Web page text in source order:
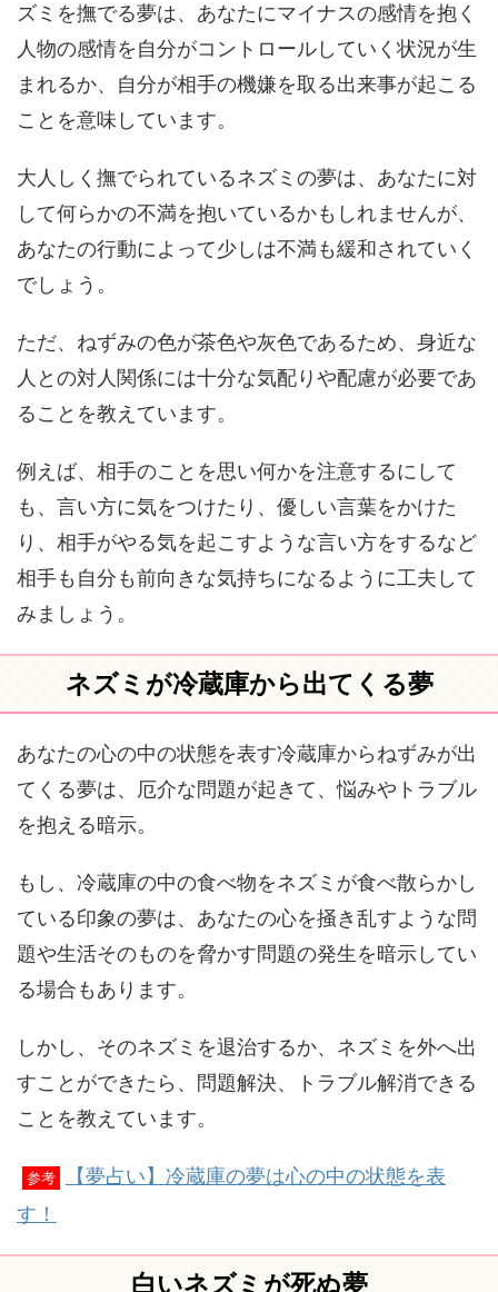
ズミを撫でる夢は、あなたにマイナスの感情を抱く
人物の感情を自分がコントロールしていく状況が生
まれるか、自分が相手の機嫌を取る出来事が起こる
ことを意味しています。
大人しく撫でられているネズミの夢は、あなたに対
して何らかの不満を抱いているかもしれませんが、
あなたの行動によって少しは不満も緩和されていく
でしょう。
ただ、ねずみの色が茶色や灰色であるため、身近な
人との対人関係には十分な気配りや配慮が必要であ
ることを教えています。
例えば、相手のことを思い何かを注意するにして
も、言い方に気をつけたり、優しい言葉をかけた
り、相手がやる気を起こすような言い方をするなど
相手も自分も前向きな気持ちになるように工夫して
みましょう。
ネズミが冷蔵庫から出てくる夢
あなたの心の中の状態を表す冷蔵庫からねずみが出
てくる夢は、厄介な問題が起きて、悩みやトラブル
を抱える暗示。
もし、冷蔵庫の中の食べ物をネズミが食べ散らかし
ている印象の夢は、あなたの心を掻き乱すような問
題や生活そのものを脅かす問題の発生を暗示してい
る場合もあります。
しかし、そのネズミを退治するか、ネズミを外へ出
すことができたら、問題解決、トラブル解消できる
ことを教えています。
参考
【夢占い】冷蔵庫の夢は心の中の状態を表
す！
白いネズミが死ぬ夢